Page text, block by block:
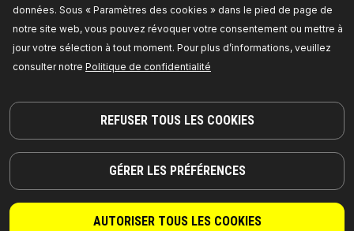
données. Sous « Paramètres des cookies » dans le pied de page de
notre site web, vous pouvez révoquer votre consentement ou mettre à
jour votre sélection à tout moment. Pour plus d’informations, veuillez
consulter notre Politique de confidentialité
REFUSER TOUS LES COOKIES
GÉRER LES PRÉFÉRENCES
AUTORISER TOUS LES COOKIES
DES PIÈCES DIGNES DE CONFIANCE !
© 2026 | RIDEX GMBH
PRODUITS
À PROPOS DE NOUS
RIDEX
PARTENARIAT
Revendeurs
Pour les fournisseurs
Où acheter